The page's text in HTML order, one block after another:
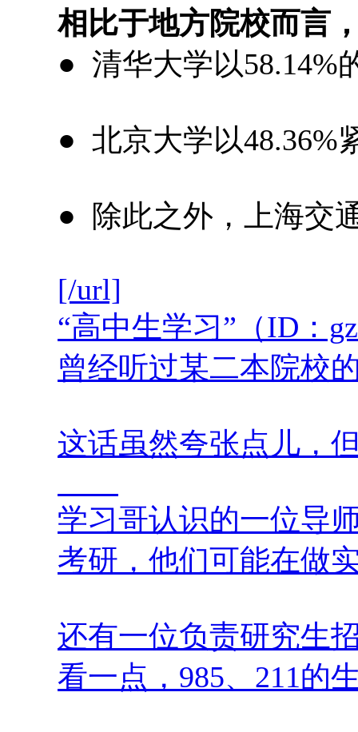
相比于地方院校而言
● 清华大学以58.14%
● 北京大学以48.36%
● 除此之外，上海交
[/url]
“高中生学习”（ID：
曾经听过某二本院校
这话虽然夸张点儿，
学习哥认识的一位导
考研，他们可能在做
还有一位负责研究生
看一点，985、211的